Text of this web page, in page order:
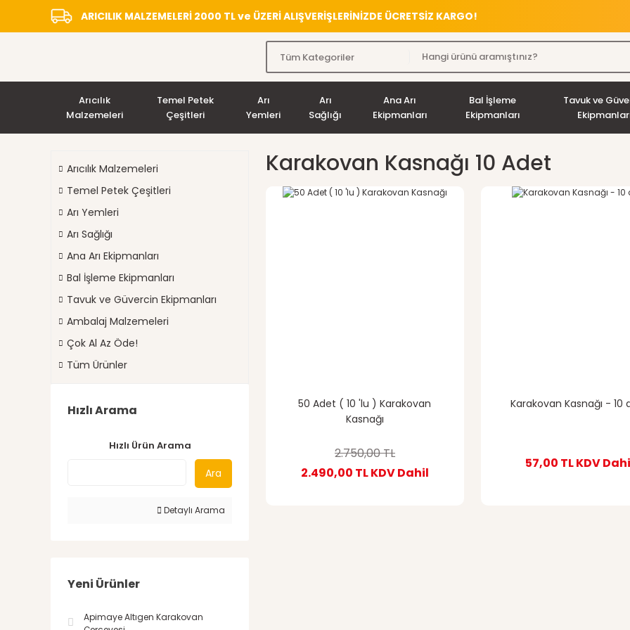
ARICILIK MALZEMELERİ 2000 TL ve ÜZERİ ALIŞVERİŞLERİNİZDE ÜCRETSİZ KARGO!
Arıcılık
Malzemeleri
Temel Petek
Çeşitleri
Arı
Yemleri
Arı
Sağlığı
Ana Arı
Ekipmanları
Bal İşleme
Ekipmanları
Tavuk ve
Arıcılık Malzemeleri
Temel Petek Çeşitleri
Arı Yemleri
Arı Sağlığı
Ana Arı Ekipmanları
Bal İşleme Ekipmanları
Tavuk ve Güvercin Ekipmanları
Ambalaj Malzemeleri
Çok Al Az Öde!
Tüm Ürünler
Hızlı Arama
Hızlı Ürün Arama
Ara
Detaylı Arama
Yeni Ürünler
Apimaye Altıgen Karakovan
Karakovan Kasnağı 10 Adet
50 Adet ( 10 'lu ) Karakovan
Kasnağı
2.750,00 TL
2.490,00 TLKDV Dahil
Karakovan Kasnağı - 10
57,00 TLKDV